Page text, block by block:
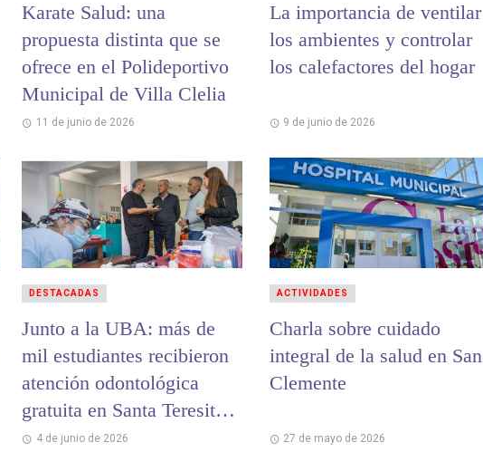
Karate Salud: una
propuesta distinta que se
ofrece en el Polideportivo
Municipal de Villa Clelia
11 de junio de 2026
La importancia de ventilar
los ambientes y controlar
los calefactores del hogar
9 de junio de 2026
Junto a la UBA: más de
mil estudiantes recibieron
atención odontológica
gratuita en Santa Teresita y
Las Toninas
4 de junio de 2026
DESTACADAS
Charla sobre cuidado
integral de la salud en San
Clemente
27 de mayo de 2026
ACTIVIDADES